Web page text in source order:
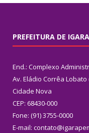
PREFEITURA DE
End.: Complexo
Av. Eládio Corrêa
Cidade Nova
CEP: 68430-000
Fone: (91) 3755-0000
E-mail: